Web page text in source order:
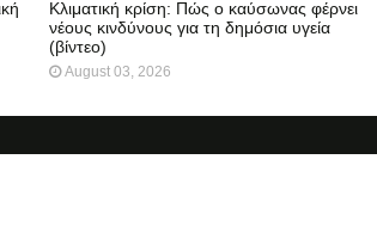
Κλιματική κρίση: Πώς ο καύσωνας φέρνει
νέους κινδύνους για τη δημόσια υγεία
(βίντεο)
August 03, 2026